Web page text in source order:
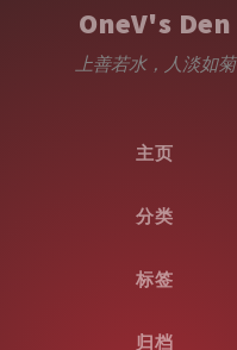
OneV's Den
上善若水，人淡如菊
主页
分类
标签
归档